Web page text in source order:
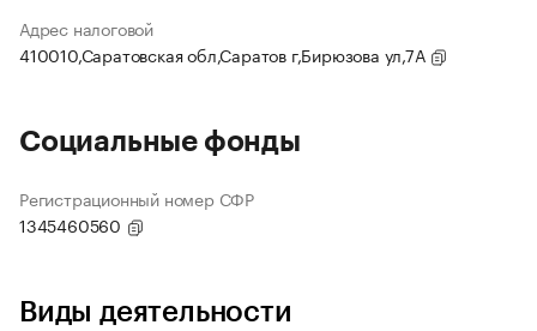
Адрес налоговой
410010,Саратовская обл,Саратов г,Бирюзова ул,7А
Социальные фонды
Регистрационный номер СФР
1345460560
Виды деятельности